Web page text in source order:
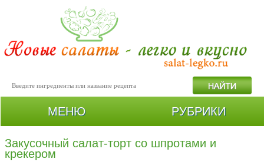
МЕНЮ РУБРИКИ
Закусочный салат-торт со шпротами и
крекером